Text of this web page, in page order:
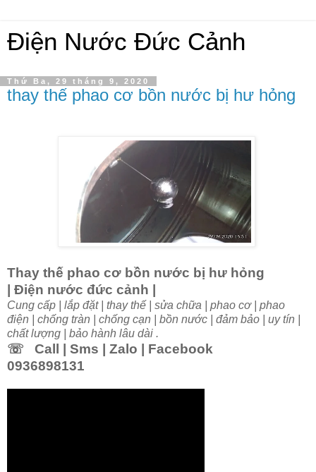
Điện Nước Đức Cảnh
Thứ Ba, 29 tháng 9, 2020
thay thế phao cơ bồn nước bị hư hỏng
Thay thế phao cơ bồn nước bị hư hỏng
| Điện nước đức cảnh |
Cung cấp | lắp đặt | thay thế | sửa chữa | phao cơ | phao
điện | chống tràn | chống cạn | bồn nước | đảm bảo | uy tín |
chất lượng | bảo hành lâu dài .
☏
Call | Sms | Zalo | Facebook
0936898131